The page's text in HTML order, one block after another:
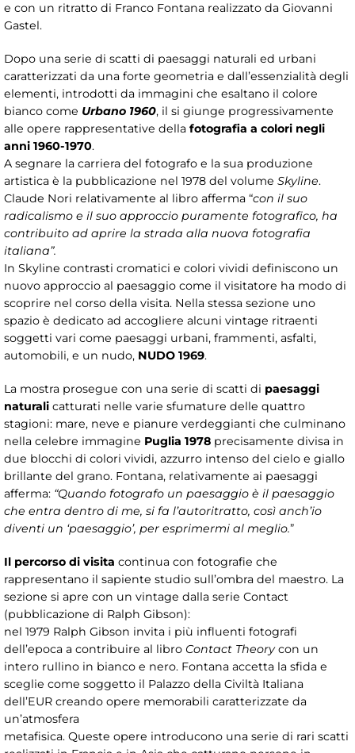
e con un ritratto di Franco Fontana realizzato da Giovanni
Gastel.
Dopo una serie di scatti di paesaggi naturali ed urbani
caratterizzati da una forte geometria e dall’essenzialità degli
elementi, introdotti da immagini che esaltano il colore
bianco come Urbano 1960, il si giunge progressivamente
alle opere rappresentative della fotografia a colori negli
anni 1960-1970.
A segnare la carriera del fotografo e la sua produzione
artistica è la pubblicazione nel 1978 del volume Skyline.
Claude Nori relativamente al libro afferma “con il suo
radicalismo e il suo approccio puramente fotografico, ha
contribuito ad aprire la strada alla nuova fotografia
italiana”.
In Skyline contrasti cromatici e colori vividi definiscono un
nuovo approccio al paesaggio come il visitatore ha modo di
scoprire nel corso della visita. Nella stessa sezione uno
spazio è dedicato ad accogliere alcuni vintage ritraenti
soggetti vari come paesaggi urbani, frammenti, asfalti,
automobili, e un nudo, NUDO 1969.
La mostra prosegue con una serie di scatti di paesaggi
naturali catturati nelle varie sfumature delle quattro
stagioni: mare, neve e pianure verdeggianti che culminano
nella celebre immagine Puglia 1978 precisamente divisa in
due blocchi di colori vividi, azzurro intenso del cielo e giallo
brillante del grano. Fontana, relativamente ai paesaggi
afferma: “Quando fotografo un paesaggio è il paesaggio
che entra dentro di me, si fa l’autoritratto, così anch’io
diventi un ‘paesaggio’, per esprimermi al meglio.”
Il percorso di visita continua con fotografie che
rappresentano il sapiente studio sull’ombra del maestro. La
sezione si apre con un vintage dalla serie Contact
(pubblicazione di Ralph Gibson):
nel 1979 Ralph Gibson invita i più influenti fotografi
dell’epoca a contribuire al libro Contact Theorycon un
intero rullino in bianco e nero. Fontana accetta la sfida e
sceglie come soggetto il Palazzo della Civiltà Italiana
dell’EUR creando opere memorabili caratterizzate da
un’atmosfera
metafisica. Queste opere introducono una serie di rari scatti